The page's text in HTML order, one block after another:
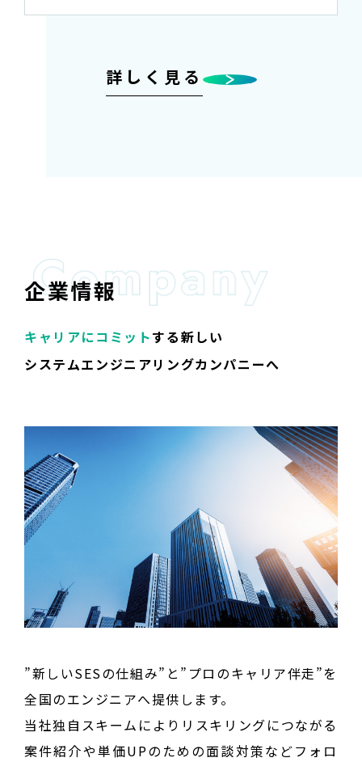
詳しく見る
企業情報
キャリアにコミットする新しい
システムエンジニアリングカンパニーへ
”新しいSESの仕組み”と”プロのキャリア伴走”を
全国のエンジニアへ提供します。
当社独自スキームによりリスキリングにつながる
案件紹介や単価UPのための面談対策などフォロ